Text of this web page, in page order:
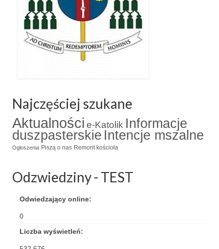
Najczęściej szukane
Aktualności e-Katolik Informacje
duszpasterskie Intencje mszalne
Ogłoszenia Piszą o nas Remont kościoła
Odzwiedziny - TEST
Odwiedzający online:
0
Liczba wyświetleń: